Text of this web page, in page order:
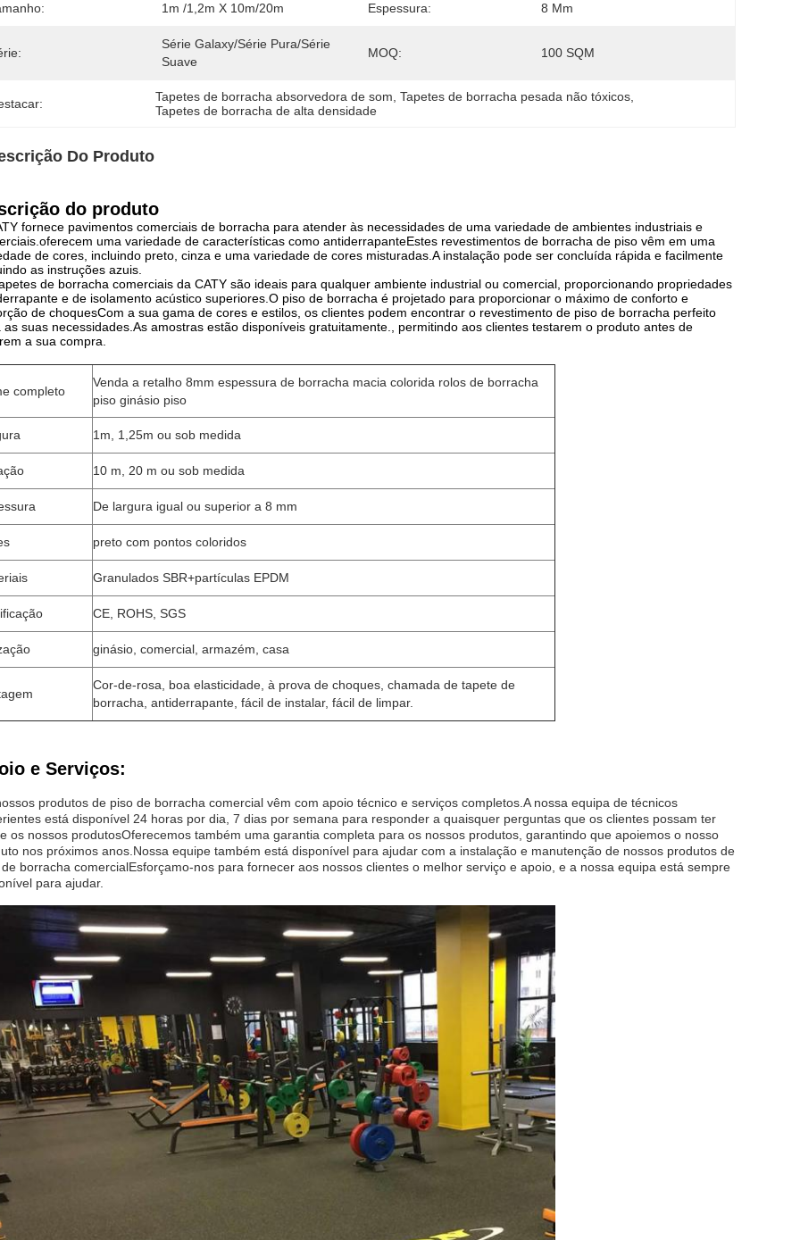
1m /1,2m X 10m/20m Espessura: 8 Mm
Série Galaxy/Série Pura/Série
Suave
MOQ: 100 SQM
Tapetes de borracha absorvedora de som , Tapetes de borracha pesada não tóxicos
Tapetes de borracha de alta densidade
Do Produto
do produto
fornece pavimentos comerciais de borracha para atender às necessidades de uma variedade de ambientes industriais e
uma variedade de características como antiderrapanteEstes revestimentos de borracha de piso vêm em uma
de cores, incluindo preto, cinza e uma variedade de cores misturadas.A instalação pode ser concluída rápida e facilmente
as instruções azuis.
de borracha comerciais da CATY são ideais para qualquer ambiente industrial ou comercial, proporcionando propriedades
e de isolamento acústico superiores.O piso de borracha é projetado para proporcionar o máximo de conforto e
de choquesCom a sua gama de cores e estilos, os clientes podem encontrar o revestimento de piso de borracha perfeito
as suas necessidades.As amostras estão disponíveis gratuitamente., permitindo aos clientes testarem o produto antes de
a sua compra.
completo
Venda a retalho 8mm espessura de borracha macia colorida rolos de borracha
piso ginásio piso
1m, 1,25m ou sob medida
10 m, 20 m ou sob medida
De largura igual ou superior a 8 mm
preto com pontos coloridos
Granulados SBR+partículas EPDM
CE, ROHS, SGS
ginásio, comercial, armazém, casa
Cor-de-rosa, boa elasticidade, à prova de choques, chamada de tapete de
borracha, antiderrapante, fácil de instalar, fácil de limpar.
e Serviços:
produtos de piso de borracha comercial vêm com apoio técnico e serviços completos.A nossa equipa de técnicos
está disponível 24 horas por dia, 7 dias por semana para responder a quaisquer perguntas que os clientes possam ter
os nossos produtosOferecemos também uma garantia completa para os nossos produtos, garantindo que apoiemos o nosso
nos próximos anos.Nossa equipe também está disponível para ajudar com a instalação e manutenção de nossos produtos de
borracha comercialEsforçamo-nos para fornecer aos nossos clientes o melhor serviço e apoio, e a nossa equipa está sempre
para ajudar.